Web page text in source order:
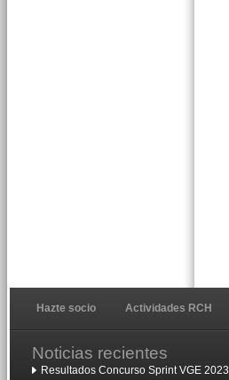
Hazte socio Actividades RCH
Noticias recientes
Resultados Concurso Sprint VGE 2023